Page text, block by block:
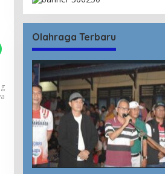
Olahraga Terbaru